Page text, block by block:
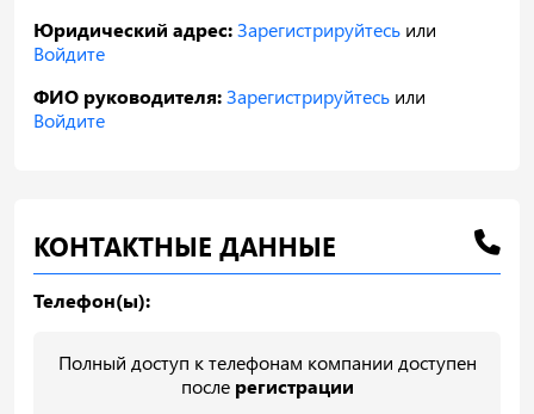
Юридический адрес:Зарегистрируйтесь или
Войдите
ФИО руководителя:Зарегистрируйтесь или
Войдите
КОНТАКТНЫЕ ДАННЫЕ
Телефон(ы):
Полный доступ к телефонам компании доступен
после регистрации